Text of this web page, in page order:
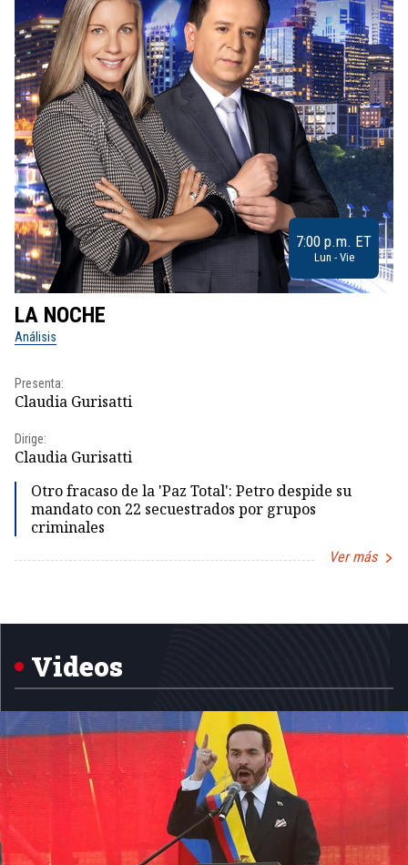
7:00 p.m. ET
Lun - Vie
LA NOCHE
Análisis
Presenta:
Claudia Gurisatti
Dirige:
Claudia Gurisatti
Otro fracaso de la 'Paz Total': Petro despide su
mandato con 22 secuestrados por grupos
criminales
Ver más
5
Videos